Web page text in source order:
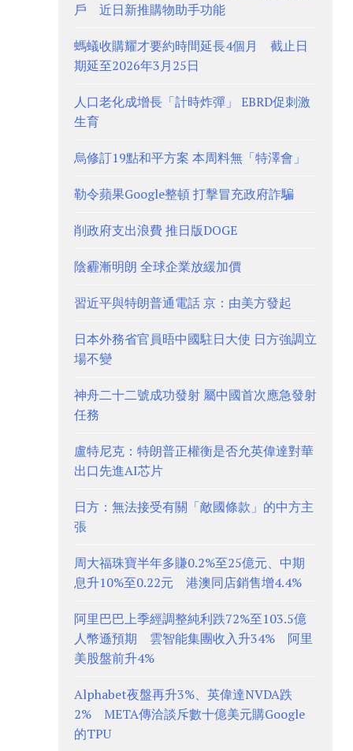
戶 近日新推購物助手功能
螞蟻收購耀才要約時間延長4個月 截止日
期延至2026年3月25日
人口老化成增長「計時炸彈」 EBRD促刺激
生育
烏修訂19點和平方案 本周料無「特澤會」
勒令蘋果Google整頓 打擊冒充政府詐騙
削政府支出浪費 推日版DOGE
陰霾漸明朗 全球企業放緩加價
習近平與特朗普通電話 京：由美方發起
日本外務省官員晤中國駐日大使 日方強調立
場不變
神舟二十二號成功發射 屬中國首次應急發射
任務
盧特尼克：特朗普正權衡是否允英偉達對華
出口先進AI芯片
日方：無法接受有關「敵國條款」的中方主
張
周大福珠寶半年多賺0.2%至25億元、中期
息升10%至0.22元 港澳同店銷售增4.4%
阿里巴巴上季經調整純利跌72%至103.5億
人幣遜預期 雲智能集團收入升34% 阿里
美股盤前升4%
Alphabet夜盤再升3%、英偉達NVDA跌
2% META傳洽談斥數十億美元購Google
的TPU